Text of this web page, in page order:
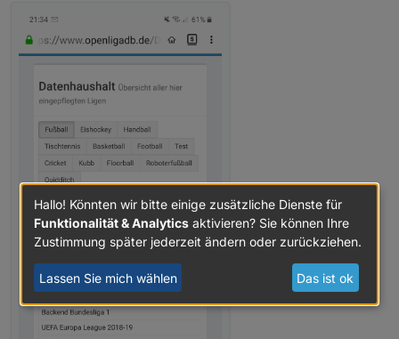
Hallo! Könnten wir bitte einige zusätzliche Dienste für
Funktionalität & Analytics aktivieren? Sie können Ihre
Zustimmung später jederzeit ändern oder zurückziehen.
Lassen Sie mich wählen Das ist ok